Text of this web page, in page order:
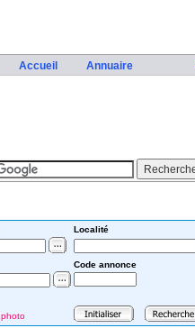
Accueil Annuaire
Localité
Code annonce